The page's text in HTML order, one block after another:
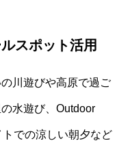
スポット活用
川遊びや高原で過ご
水遊び、Outdoor
での涼しい朝夕など